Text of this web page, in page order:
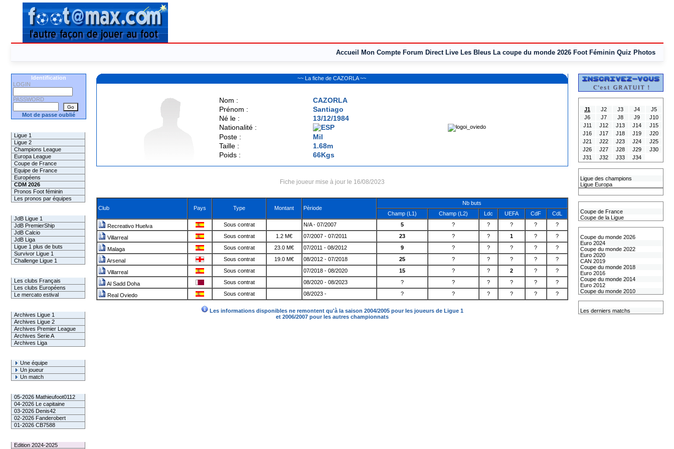
Accueil Mon Compte Forum Direct Live Les Bleus La coupe du monde 2026 Foot Féminin Quiz Photos
Identification
LOGIN
PASSWORD
Mot de passe oublié
Ligue 1
Ligue 2
Champions League
Europa League
Coupe de France
Equipe de France
Européens
CDM 2026
Pronos Foot féminin
Les pronos par équipes
JdB Ligue 1
JdB PremierShip
JdB Calcio
JdB Liga
Ligue 1 plus de buts
Survivor Ligue 1
Challenge Ligue 1
Les clubs Français
Les clubs Européens
Le mercato estival
Archives Ligue 1
Archives Ligue 2
Archives Premier League
Archives Serie A
Archives Liga
Une équipe
Un joueur
Un match
05-2026 Mathieufoot0112
04-2026 Le capitaine
03-2026 Denis42
02-2026 Fanderobert
01-2026 CB7588
Edition 2024-2025
~~ La fiche de CAZORLA ~~
Nom :
CAZORLA
Prénom :
Santiago
Né le :
13/12/1984
Nationalité :
Poste :
Mil
Taille :
1.68m
Poids :
66Kgs
Fiche joueur mise à jour le 16/08/2023
Club Pays Type Montant Pèriode
Nb buts
Champ (L1)
Champ (L2) Ldc UEFA CdF CdL
Recreativo Huelva Sous contrat N/A - 07/2007 5 ? ? ? ? ?
Villarreal Sous contrat 1.2 M€ 07/2007 - 07/2011 23 ? ? 1 ? ?
Malaga Sous contrat 23.0 M€ 07/2011 - 08/2012 9 ? ? ? ? ?
Arsenal Sous contrat 19.0 M€ 08/2012 - 07/2018 25 ? ? ? ? ?
Villarreal Sous contrat 07/2018 - 08/2020 15 ? ? 2 ? ?
Al Sadd Doha Sous contrat 08/2020 - 08/2023 ? ? ? ? ? ?
Real Oviedo Sous contrat 08/2023 - ? ? ? ? ? ?
Les informations disponibles ne remontent qu'à la saison 2004/2005 pour les joueurs de Ligue 1
et 2006/2007 pour les autres championnats
J1
J2 J3 J4
J5
J6
J7 J8 J9
J10
J11
J12 J13 J14
J15
J16
J17 J18 J19
J20
J21
J22 J23 J24
J25
J26
J27 J28 J29
J30
J31
J32 J33 J34
Ligue des champions
Ligue Europa
Coupe de France
Coupe de la Ligue
Coupe du monde 2026
Euro 2024
Coupe du monde 2022
Euro 2020
CAN 2019
Coupe du monde 2018
Euro 2016
Coupe du monde 2014
Euro 2012
Coupe du monde 2010
Les derniers matchs